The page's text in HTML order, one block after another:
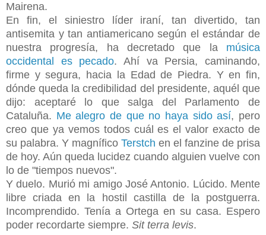
Mairena.
En fin, el siniestro líder iraní, tan divertido, tan
antisemita y tan antiamericano según el estándar de
nuestra progresía, ha decretado que la música
occidental es pecado. Ahí va Persia, caminando,
firme y segura, hacia la Edad de Piedra. Y en fin,
dónde queda la credibilidad del presidente, aquél que
dijo: aceptaré lo que salga del Parlamento de
Cataluña. Me alegro de que no haya sido así, pero
creo que ya vemos todos cuál es el valor exacto de
su palabra. Y magnífico Terstch en el fanzine de prisa
de hoy. Aún queda lucidez cuando alguien vuelve con
lo de "tiempos nuevos".
Y duelo. Murió mi amigo José Antonio. Lúcido. Mente
libre criada en la hostil castilla de la postguerra.
Incomprendido. Tenía a Ortega en su casa. Espero
poder recordarte siempre. Sit terra levis.